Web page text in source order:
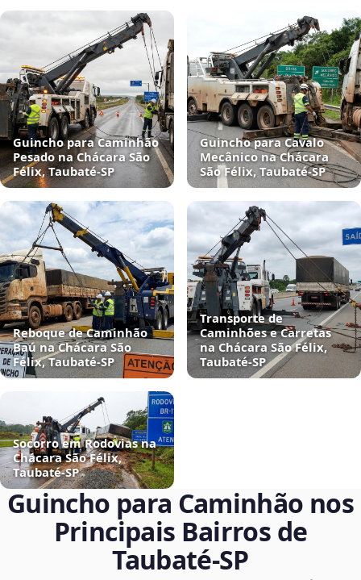
Guincho para Caminhão
Pesado na Chácara São
Félix, Taubaté‑SP
Guincho para Cavalo
Mecânico na Chácara
São Félix, Taubaté‑SP
Reboque de Caminhão
Baú na Chácara São
Félix, Taubaté‑SP
Transporte de
Caminhões e Carretas
na Chácara São Félix,
Taubaté‑SP
Socorro em Rodovias na
Chácara São Félix,
Taubaté‑SP
Guincho para Caminhão nos
Principais Bairros de
Taubaté‑SP